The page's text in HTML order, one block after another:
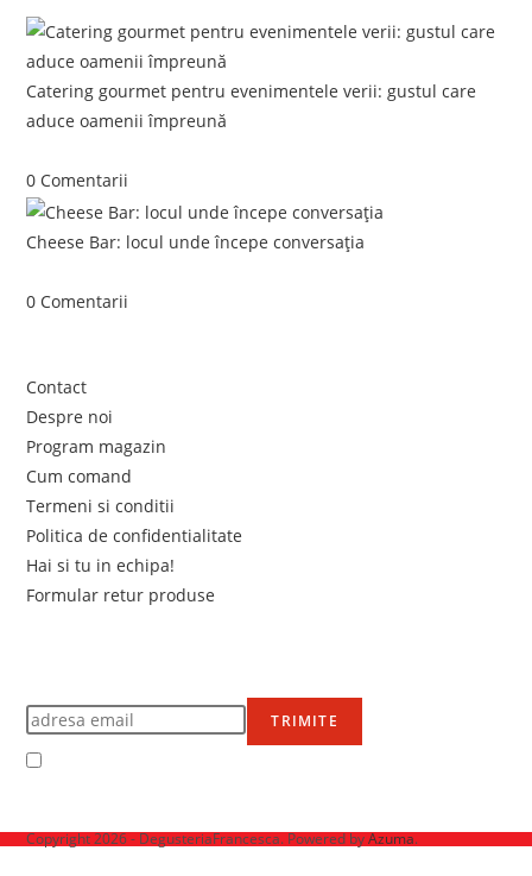
Catering gourmet pentru evenimentele verii: gustul care
aduce oamenii împreună
0 Comentarii
Cheese Bar: locul unde începe conversația
0 Comentarii
Contact
Despre noi
Program magazin
Cum comand
Termeni si conditii
Politica de confidentialitate
Hai si tu in echipa!
Formular retur produse
TRIMITE
Copyright 2026 - DegusteriaFrancesca. Powered byAzuma.